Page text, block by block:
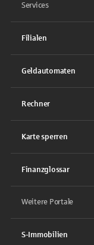
Services
Filialen
Geldautomaten
Rechner
Karte sperren
Finanzglossar
Weitere Portale
S-Immobilien